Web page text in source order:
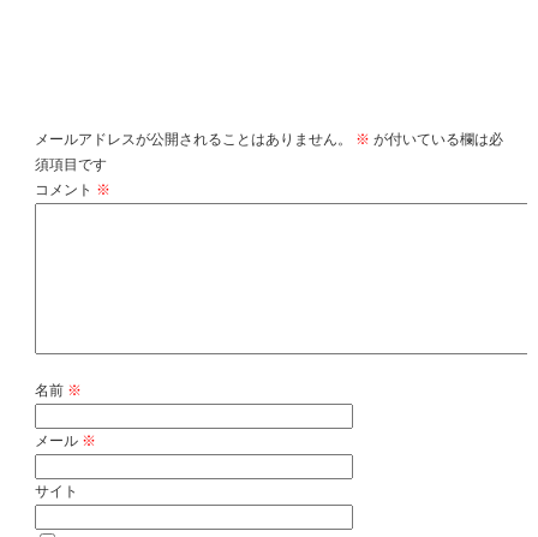
メールアドレスが公開されることはありません。 ※ が付いている欄は必
須項目です
コメント ※
名前 ※
メール ※
サイト